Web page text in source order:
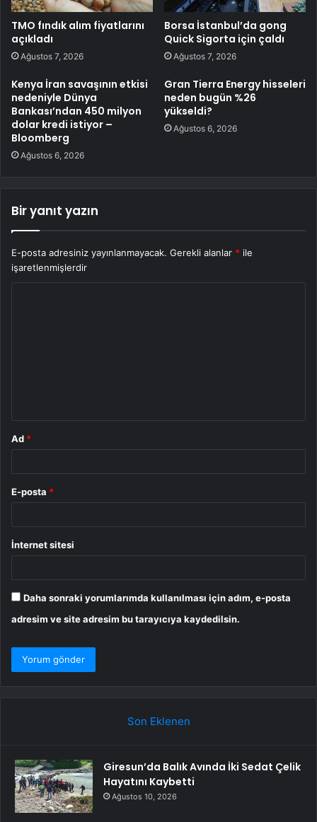
TMO fındık alım fiyatlarını
açıkladı
Ağustos 7, 2026
Borsa İstanbul’da gong
Quick Sigorta için çaldı
Ağustos 7, 2026
Kenya İran savaşının etkisi
nedeniyle Dünya
Bankası’ndan 450 milyon
dolar kredi istiyor –
Bloomberg
Ağustos 6, 2026
Gran Tierra Energy hisseleri
neden bugün %26
yükseldi?
Ağustos 6, 2026
Bir yanıt yazın
E-posta adresiniz yayınlanmayacak. Gerekli alanlar * ile
işaretlenmişlerdir
Ad *
E-posta *
İnternet sitesi
Daha sonraki yorumlarımda kullanılması için adım, e-posta
adresim ve site adresim bu tarayıcıya kaydedilsin.
Son Eklenen
Giresun’da Balık Avında İki Sedat Çelik
Hayatını Kaybetti
Ağustos 10, 2026